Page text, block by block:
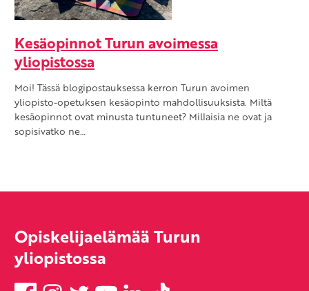
Kesäopinnot Turun avoimessa
yliopistossa
Moi! Tässä blogipostauksessa kerron Turun avoimen
yliopisto-opetuksen kesäopinto mahdollisuuksista. Miltä
kesäopinnot ovat minusta tuntuneet? Millaisia ne ovat ja
sopisivatko ne…
Opiskelijaelämää Turun
yliopistossa